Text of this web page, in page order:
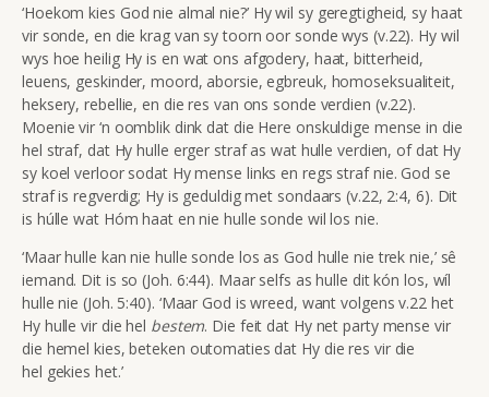
‘Hoekom kies God nie almal nie?’ Hy wil sy geregtigheid, sy haat
vir sonde, en die krag van sy toorn oor sonde wys (v.22). Hy wil
wys hoe heilig Hy is en wat ons afgodery, haat, bitterheid,
leuens, geskinder, moord, aborsie, egbreuk, homoseksualiteit,
heksery, rebellie, en die res van ons sonde verdien (v.22).
Moenie vir ‘n oomblik dink dat die Here onskuldige mense in die
hel straf, dat Hy hulle erger straf as wat hulle verdien, of dat Hy
sy koel verloor sodat Hy mense links en regs straf nie. God se
straf is regverdig; Hy is geduldig met sondaars (v.22, 2:4, 6). Dit
is húlle wat Hóm haat en nie hulle sonde wil los nie.
‘Maar hulle kan nie hulle sonde los as God hulle nie trek nie,’ sê
iemand. Dit is so (Joh. 6:44). Maar selfs as hulle dit kón los, wíl
hulle nie (Joh. 5:40). ‘Maar God is wreed, want volgens v.22 het
Hy hulle vir die hel bestem. Die feit dat Hy net party mense vir
die hemel kies, beteken outomaties dat Hy die res vir die
hel gekies het.’